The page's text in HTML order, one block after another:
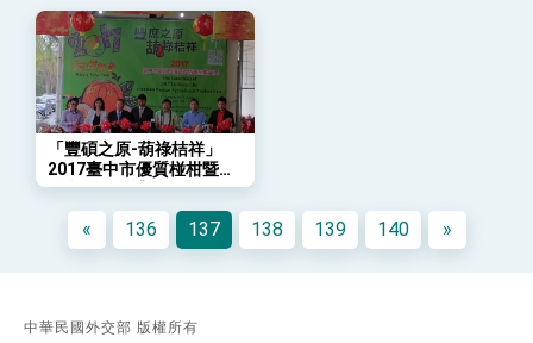
民調顯示多數國人滿意政府外交表現，高度支持
「總合外交」與台歐美日關係深化
總統以「韌性之島，希望之光」為題發表2026新
年談話
總統主持「守護民主台灣國安行動方案」記者
會 強調以實力守護台海和平 以決心掌握國家
命運
變局中 奮起的新臺灣 總統發表國慶演說
團結 迎風轉型 穩健前行
「豐碩之原-葫祿桔祥」
2017臺中市優質椪柑暨農
特產品推展禮
« 136 137 138 139 140 »
中華民國外交部 版權所有